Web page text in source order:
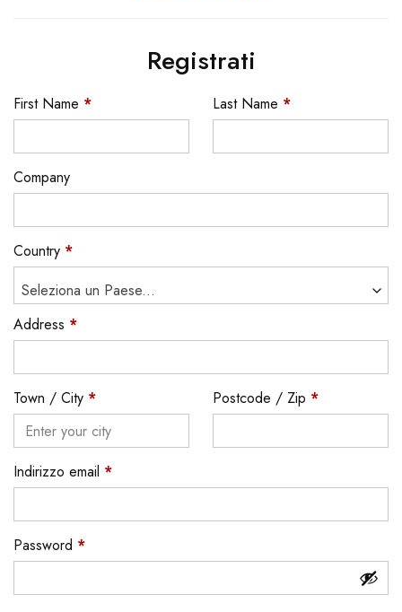
Registrati
First Name * Last Name *
Company
Country *
Seleziona un Paese...
Address *
Town / City * Postcode / Zip *
Indirizzo email *
Password *